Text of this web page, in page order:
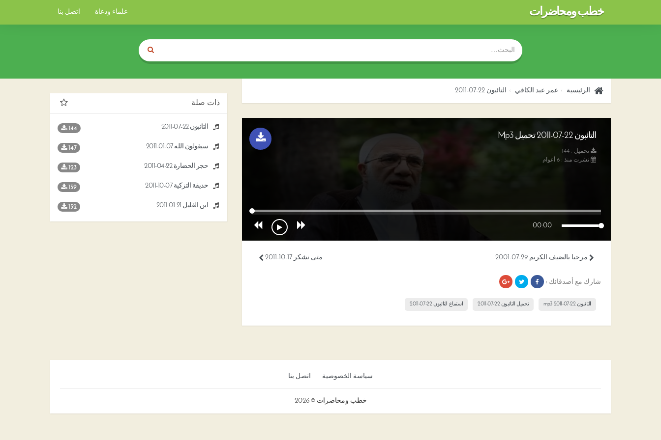
خطب ومحاضرات علماء ودعاة اتصل بنا
الرئيسية عمر عبد الكافي التائبون 22-07-2011
التائبون 22-07-2011 تحميل Mp3
تحميل : 144
نشرت منذ : 6 أعوام
00:00
متى نشكر 17-10-2011 مرحبا بالضيف الكريم 29-07-2001
شارك مع أصدقائك ›
التائبون 22-07-2011 mp3 تحميل التائبون 22-07-2011 استماع التائبون 22-07-2011
ذات صلة
التائبون 22-07-2011 144
سيقولون الله 07-01-2011 147
حجر الحضارة 22-04-2011 123
حديقة التزكية 07-10-2011 159
أين القليل 21-01-2011 152
سياسة الخصوصية اتصل بنا
خطب ومحاضرات © 2026